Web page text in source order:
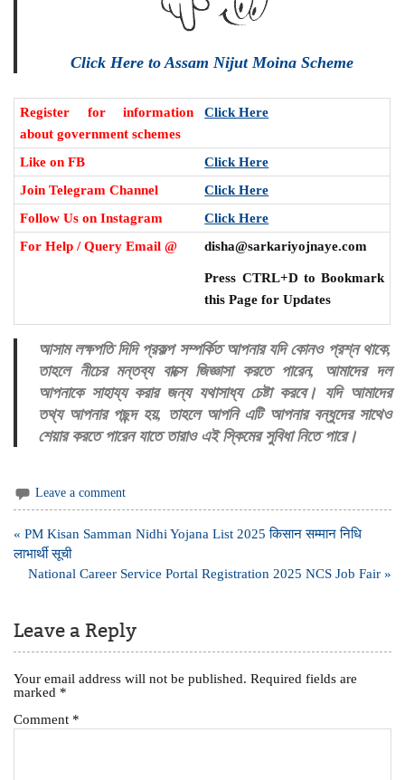
Click Here to Assam Nijut Moina Scheme
Register for information
about government schemes
Click Here
Like on FB
Click Here
Join Telegram Channel
Click Here
Follow Us on Instagram
Click Here
For Help / Query Email @
disha@sarkariyojnaye.com
Press CTRL+D to Bookmark
this Page for Updates
আসাম লক্ষপতি দিদি প্রকল্প সম্পর্কিত আপনার যদি কোনও প্রশ্ন থাকে,
তাহলে নীচের মন্তব্য বাক্সে জিজ্ঞাসা করতে পারেন, আমাদের দল
আপনাকে সাহায্য করার জন্য যথাসাধ্য চেষ্টা করবে। যদি আমাদের
তথ্য আপনার পছন্দ হয়, তাহলে আপনি এটি আপনার বন্ধুদের সাথেও
শেয়ার করতে পারেন যাতে তারাও এই স্কিমের সুবিধা নিতে পারে।
Leave a comment
Post
navigation
« PM Kisan Samman Nidhi Yojana List 2025 किसान सम्मान निधि
लाभार्थी सूची
National Career Service Portal Registration 2025 NCS Job Fair »
Leave a Reply
Your email address will not be published. Required fields are
marked *
Comment *